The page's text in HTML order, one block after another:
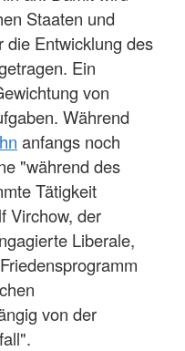
Staaten und
die Entwicklung des
Ein
von
Während
anfangs noch
"während des
Tätigkeit
Virchow, der
Liberale,
von der